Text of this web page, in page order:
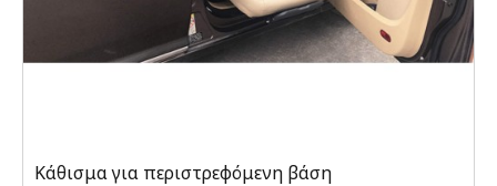
Κάθισμα για περιστρεφόμενη βάση